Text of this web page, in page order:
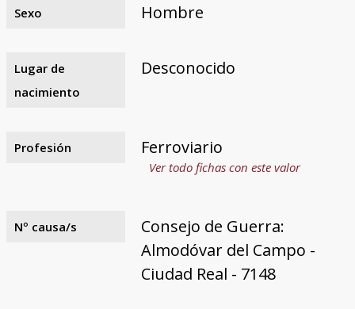
Sexo Hombre
Lugar de
nacimiento
Desconocido
Profesión Ferroviario
Ver todo fichas con este valor
Nº causa/s
Consejo de Guerra:
Almodóvar del Campo -
Ciudad Real - 7148